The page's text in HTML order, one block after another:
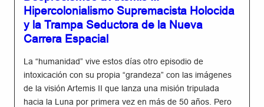
Hipercolonialismo Supremacista Holocida
y la Trampa Seductora de la Nueva
Carrera Espacial
La “humanidad” vive estos días otro episodio de
intoxicación con su propia “grandeza” con las imágenes
de la visión Artemis II que lanza una misión tripulada
hacia la Luna por primera vez en más de 50 años. Pero